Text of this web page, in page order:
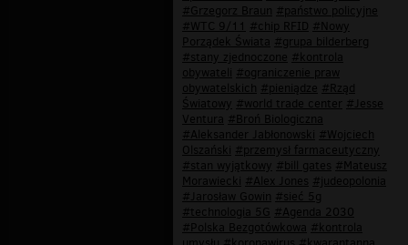
#Grzegorz Braun #państwo policyjne
#WTC 9/11 #chip RFID #Nowy
Porządek Świata #grupa bilderberg
#stany zjednoczone #kontrola
obywateli #ograniczenie praw
obywatelskich #pieniądze #Rząd
Światowy #world trade center #Jesse
Ventura #Broń Biologiczna
#Aleksander Jabłonowski #Wojciech
Olszański #przemysł farmaceutyczny
#stan wyjątkowy #bill gates #Mateusz
Morawiecki #Alex Jones #judeopolonia
#Jarosław Gowin #sieć 5g
#technologia 5G #Agenda 2030
#Polska Bezgotówkowa #kontrola